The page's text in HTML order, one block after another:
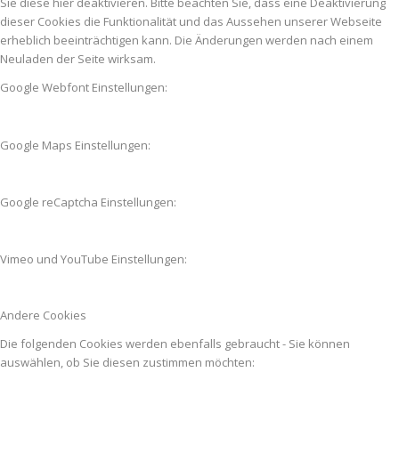
dieser Cookies die Funktionalität und das Aussehen unserer Webseite
erheblich beeinträchtigen kann. Die Änderungen werden nach einem
Neuladen der Seite wirksam.
Google Webfont Einstellungen:
Google Maps Einstellungen:
Google reCaptcha Einstellungen:
Vimeo und YouTube Einstellungen:
Andere Cookies
Die folgenden Cookies werden ebenfalls gebraucht - Sie können
auswählen, ob Sie diesen zustimmen möchten: